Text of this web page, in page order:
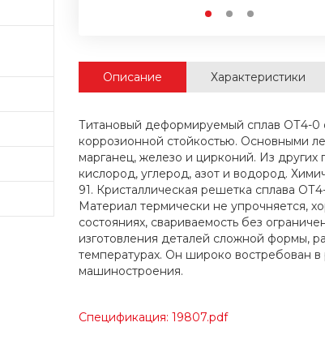
Описание Характеристики
Титановый деформируемый сплав ОТ4-0
коррозионной стойкостью. Основными
марганец, железо и цирконий. Из
кислород, углерод, азот и водород.
91. Кристаллическая решетка сплава
Материал термически не упрочняется,
состояниях, свариваемость без
изготовления деталей сложной формы,
температурах. Он широко востребован в
машиностроения.
Спецификация: 19807.pdf